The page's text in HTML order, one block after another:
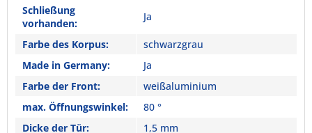
Schließung
vorhanden:
Ja
Farbe des Korpus:
schwarzgrau
Made in Germany:
Ja
Farbe der Front:
weißaluminium
max. Öffnungswinkel:
80 °
Dicke der Tür:
1,5 mm